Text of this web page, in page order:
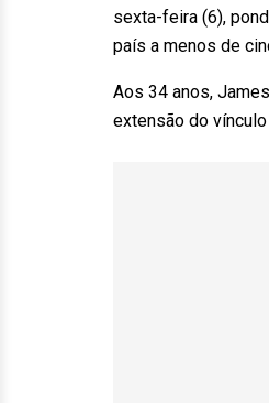
sexta-feira (6),
país a menos de
Aos 34 anos,
extensão do